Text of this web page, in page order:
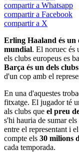
compartir a Whatsapp
compartir a Facebook
compartir a X
Erling Haaland és un
mundial. El noruec és
els clubs europeus es
Barça és un dels
d'un cop amb el
En una d'aquestes
fitxatge. El jugador té
als clubs que el preu
s'hi hauria de sumar els
entre el representant i
compte els 30 milions
cada temporada.